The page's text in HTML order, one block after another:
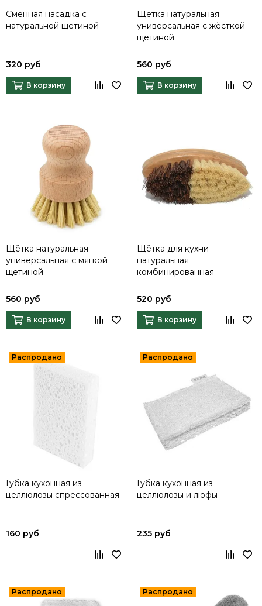
Сменная насадка с
натуральной щетиной
320 руб
В корзину
Щётка натуральная
универсальная с жёсткой
щетиной
560 руб
В корзину
Щётка натуральная
универсальная с мягкой
щетиной
560 руб
В корзину
Щётка для кухни
натуральная
комбинированная
520 руб
В корзину
Губка кухонная из
целлюлозы спрессованная
160 руб
Губка кухонная из
целлюлозы и люфы
235 руб